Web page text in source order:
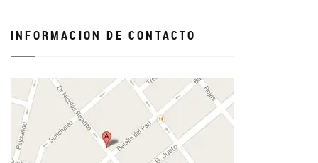
INFORMACION DE CONTACTO